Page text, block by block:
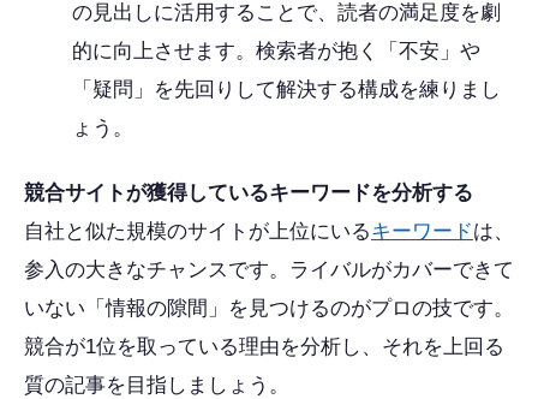
の見出しに活用することで、読者の満足度を劇
的に向上させます。検索者が抱く「不安」や
「疑問」を先回りして解決する構成を練りまし
ょう。
競合サイトが獲得しているキーワードを分析する
自社と似た規模のサイトが上位にいるキーワードは、
参入の大きなチャンスです。ライバルがカバーできて
いない「情報の隙間」を見つけるのがプロの技です。
競合が1位を取っている理由を分析し、それを上回る
質の記事を目指しましょう。